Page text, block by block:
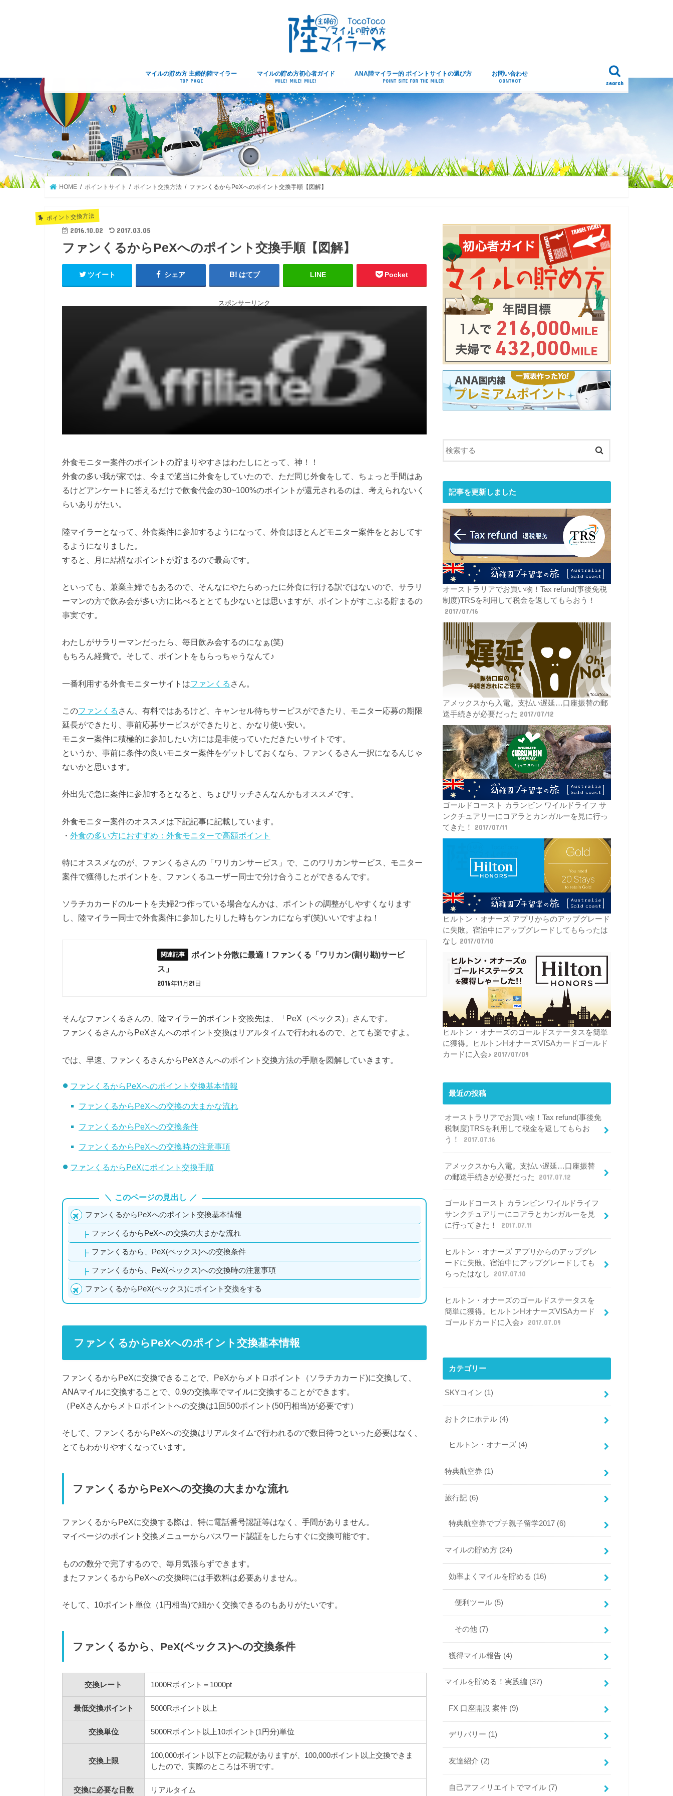
search
マイルの貯め方 主婦的陸マイラー
TOP PAGE
マイルの貯め方初心者ガイド
MILE! MILE! MILE!
ANA陸マイラー的 ポイントサイトの選び方
POINT SITE FOR THE MILER
お問い合わせ
CONTACT
HOME ポイントサイト ポイント交換方法 ファンくるからPeXへのポイント交換手順【図解】
ポイント交換方法
2016.10.02 2017.03.05
ファンくるからPeXへのポイント交換手順【図解】
ツイート シェア はてブ LINE Pocket
スポンサーリンク
外食モニター案件のポイントの貯まりやすさはわたしにとって、神！！
外食の多い我が家では、今まで適当に外食をしていたので、ただ同じ外食をして、ちょっと手間はあ
るけどアンケートに答えるだけで飲食代金の30~100%のポイントが還元されるのは、考えられないく
らいありがたい。
陸マイラーとなって、外食案件に参加するようになって、外食はほとんどモニター案件をとおしてす
るようになりました。
すると、月に結構なポイントが貯まるので最高です。
といっても、兼業主婦でもあるので、そんなにやたらめったに外食に行ける訳ではないので、サラリ
ーマンの方で飲み会が多い方に比べるととても少ないとは思いますが、ポイントがすこぶる貯まるの
事実です。
わたしがサラリーマンだったら、毎日飲み会するのになぁ(笑)
もちろん経費で。そして、ポイントをもらっちゃうなんて♪
一番利用する外食モニターサイトはファンくる さん。
このファンくる さん、有料ではあるけど、キャンセル待ちサービスができたり、モニター応募の期限
延長ができたり、事前応募サービスができたりと、かなり使い安い。
モニター案件に積極的に参加したい方には是非使っていただきたいサイトです。
というか、事前に条件の良いモニター案件をゲットしておくなら、ファンくるさん一択になるんじゃ
ないかと思います。
外出先で急に案件に参加するとなると、ちょびリッチさんなんかもオススメです。
外食モニター案件のオススメは下記記事に記載しています。
・ 外食の多い方におすすめ：外食モニターで高額ポイント
特にオススメなのが、ファンくるさんの「ワリカンサービス」で、このワリカンサービス、モニター
案件で獲得したポイントを、ファンくるユーザー同士で分け合うことができるんです。
ソラチカカードのルートを夫婦2つ作っている場合なんかは、ポイントの調整がしやすくなります
し、陸マイラー同士で外食案件に参加したりした時もケンカにならず(笑)いいですよね！
ポイント分散に最適！ファンくる「ワリカン(割り勘)サービ
ス」
2016年11月21日
そんなファンくるさんの、陸マイラー的ポイント交換先は、「PeX（ペックス)」さんです。
ファンくるさんからPeXさんへのポイント交換はリアルタイムで行われるので、とても楽ですよ。
では、早速、ファンくるさんからPeXさんへのポイント交換方法の手順を図解していきます。
ファンくるからPeXへのポイント交換基本情報
ファンくるからPeXへの交換の大まかな流れ
ファンくるからPeXへの交換条件
ファンくるからPeXへの交換時の注意事項
ファンくるからPeXにポイント交換手順
このページの見出し
ファンくるからPeXへのポイント交換基本情報
ファンくるからPeXへの交換の大まかな流れ
ファンくるから、PeX(ペックス)への交換条件
ファンくるから、PeX(ペックス)への交換時の注意事項
ファンくるからPeX(ペックス)にポイント交換をする
ファンくるからPeXへのポイント交換基本情報
ファンくるからPeXに交換できることで、PeXからメトロポイント（ソラチカカード)に交換して、
ANAマイルに交換することで、0.9の交換率でマイルに交換することができます。
（PeXさんからメトロポイントへの交換は1回500ポイント(50円相当)が必要です）
そして、ファンくるからPeXへの交換はリアルタイムで行われるので数日待つといった必要はなく、
とてもわかりやすくなっています。
ファンくるからPeXへの交換の大まかな流れ
ファンくるからPeXに交換する際は、特に電話番号認証等はなく、手間がありません。
マイページのポイント交換メニューからパスワード認証をしたらすぐに交換可能です。
ものの数分で完了するので、毎月気張らずできます。
またファンくるからPeXへの交換時には手数料は必要ありません。
そして、10ポイント単位（1円相当)で細かく交換できるのもありがたいです。
ファンくるから、PeX(ペックス)への交換条件
交換レート 1000Rポイント＝1000pt
最低交換ポイント 5000Rポイント以上
交換単位 5000Rポイント以上10ポイント(1円分)単位
交換上限
100,000ポイント以下との記載がありますが、100,000ポイント以上交換できま
したので、実際のところは不明です。
交換に必要な日数 リアルタイム
記事を更新しました
オーストラリアでお買い物！Tax refund(事後免税
制度)TRSを利用して税金を返してもらおう！
2017/07/16
アメックスから入電。支払い遅延…口座振替の郵
送手続きが必要だった 2017/07/12
ゴールドコースト カランビン ワイルドライフ サ
ンクチュアリーにコアラとカンガルーを見に行っ
てきた！
2017/07/11
ヒルトン・オナーズ アプリからのアップグレード
に失敗。宿泊中にアップグレードしてもらったは
なし 2017/07/10
ヒルトン・オナーズのゴールドステータスを簡単
に獲得。ヒルトンHオナーズVISAカードゴールド
カードに入会♪ 2017/07/09
最近の投稿
オーストラリアでお買い物！Tax refund(事後免
税制度)TRSを利用して税金を返してもらお
う！
2017.07.16
アメックスから入電。支払い遅延…口座振替
の郵送手続きが必要だった
2017.07.12
ゴールドコースト カランビン ワイルドライフ
サンクチュアリーにコアラとカンガルーを見
に行ってきた！
2017.07.11
ヒルトン・オナーズ アプリからのアップグレ
ードに失敗。宿泊中にアップグレードしても
らったはなし
2017.07.10
ヒルトン・オナーズのゴールドステータスを
簡単に獲得。ヒルトンHオナーズVISAカード
ゴールドカードに入会♪
2017.07.09
カテゴリー
SKYコイン (1)
おトクにホテル (4)
ヒルトン・オナーズ (4)
特典航空券 (1)
旅行記 (6)
特典航空券でプチ親子留学2017 (6)
マイルの貯め方 (24)
効率よくマイルを貯める (16)
便利ツール (5)
その他 (7)
獲得マイル報告 (4)
マイルを貯める！実践編 (37)
FX 口座開設 案件 (9)
デリバリー (1)
友達紹介 (2)
自己アフィリエイトでマイル (7)